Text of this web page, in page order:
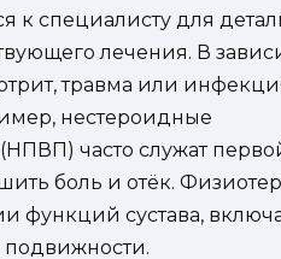
к специалисту для
лечения. В
травма или
нестероидные
часто служат
боль и отёк.
функций сустава,